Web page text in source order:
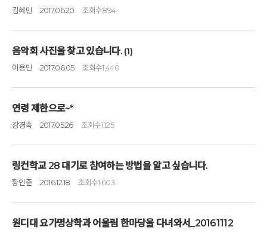
김혜민 2017.06.20 조회수894
음악회 사진을 찾고 있습니다. (1)
이용민 2017.06.05 조회수1,440
연령 제한으로~*
강경숙 2017.05.26 조회수1,125
링컨학교 28 대기로 참여하는 방법을 알고 싶습니다.
황인준 2016.12.18 조회수1,603
원디대 요가명상학과 어울림 한마당을 다녀와서_20161112